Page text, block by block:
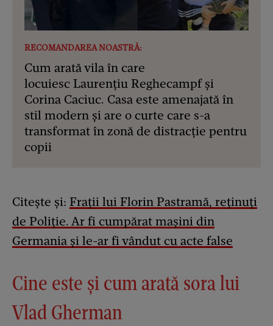
RECOMANDAREA NOASTRĂ:
Cum arată vila în care
locuiesc Laurențiu Reghecampf și
Corina Caciuc. Casa este amenajată în
stil modern și are o curte care s-a
transformat în zonă de distracție pentru
copii
Citește și: Frații lui Florin Pastramă, reținuți
de Poliție. Ar fi cumpărat mașini din
Germania și le-ar fi vândut cu acte false
Cine este și cum arată sora lui
Vlad Gherman